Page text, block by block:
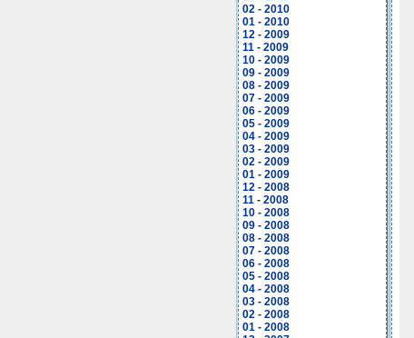
02 - 2010
01 - 2010
12 - 2009
11 - 2009
10 - 2009
09 - 2009
08 - 2009
07 - 2009
06 - 2009
05 - 2009
04 - 2009
03 - 2009
02 - 2009
01 - 2009
12 - 2008
11 - 2008
10 - 2008
09 - 2008
08 - 2008
07 - 2008
06 - 2008
05 - 2008
04 - 2008
03 - 2008
02 - 2008
01 - 2008